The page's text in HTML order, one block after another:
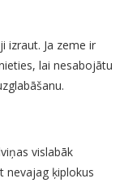
izraut. Ja zeme ir
lai nesabojātu
vislabāk
nevajag ķiplokus